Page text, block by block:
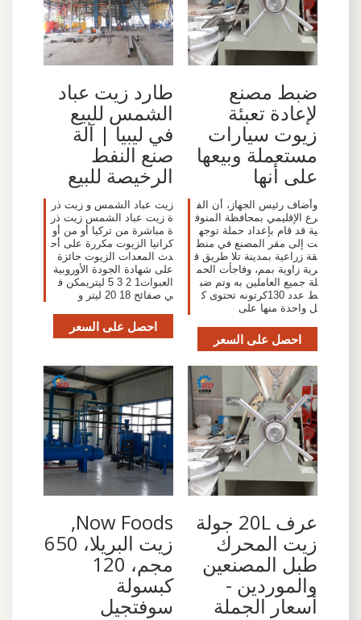
ضبط مصنع
لإعادة تعبئة
زيوت سيارات
مستعملة وبيعها
على أنها
وأضاف رئيس الجهاز، أن الف
رع الإقليمي بمحافظة المنوف
ية قد قام بإعداد حملة توجه
ت إلى مقر المصنع في منط
قة زراعية بمدينة تلا طريق ق
رية زاوية بمم، وفاجأت الحم
لة جميع العاملين به وتم ضب
ط عدد 130كرتونه تحتوى ك
ل واحدة منها على
احصل على السعر
طارد زيت عباد
الشمس للبيع
في ليبيا | آلة
صنع النفط
الرخيصة للبيع
زيت عباد الشمس و زيت ذر
ة زيت عباد الشمس زيت ذر
ة مباشرة من تركيا أو من أو
كرانيا الزيوت مكررة على أح
دث المعدات الزيوت حائزة
على شهادة الجودة الأوروبية
العبوات1 2 3 5 ليتريمكن ف
ي صفائح 18 20 ليتر و
احصل على السعر
عرف 20L جولة
زيت المحرك
طبل المصنعين
والموردين -
أسعار الجملة
Now Foods,
زيت البريلا، 650
مجم، 120
كبسولة
سوفتجيل